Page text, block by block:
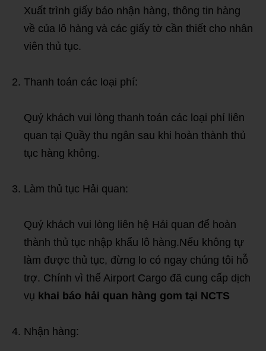
Xuất trình giấy báo nhận hàng, thông tin hàng
về của lô hàng và các giấy tờ cần thiết cho nhân
viên thủ tục.
Thanh toán các loại phí:
Quý khách vui lòng thanh toán các loại phí liên
quan tại Quầy thu ngân sau khi hoàn thành thủ
tục hàng không.
Làm thủ tục Hải quan:
Quý khách vui lòng liên hệ Hải quan để hoàn
thành thủ tục nhập khẩu lô hàng.Nếu không tự
làm được thủ tục, đừng lo có ngay chúng tôi hỗ
trợ. Chính vì thế Airport Cargo đã cung cấp dịch
vụ khai báo hải quan hàng gom tại NCTS
Nhận hàng: